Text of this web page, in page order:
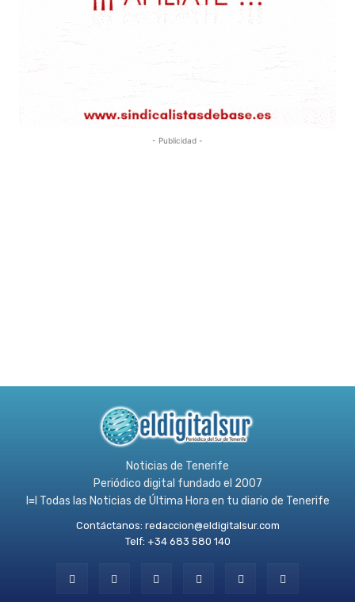
- Publicidad -
Noticias de Tenerife
Periódico digital fundado el 2007
l≡l Todas las Noticias de Última Hora en tu diario de Tenerife
Contáctanos: redaccion@eldigitalsur.com
Telf: +34 683 580 140